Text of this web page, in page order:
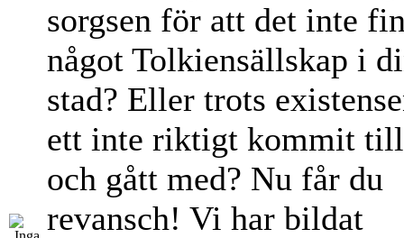
sorgsen för att det inte
något Tolkiensällskap i
stad? Eller trots
ett inte riktigt kommit
och gått med? Nu får du
revansch! Vi har bildat